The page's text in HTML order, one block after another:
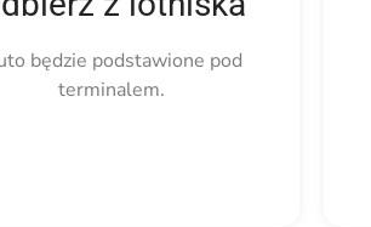
będzie podstawione pod
terminalem.